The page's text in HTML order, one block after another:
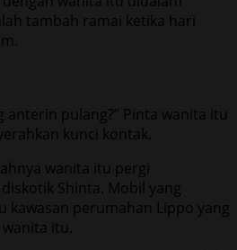
tambah ramai ketika hari
anterin pulang?” Pinta wanita itu
kunci kontak.
wanita itu pergi
Shinta. Mobil yang
kawasan perumahan Lippo yang
itu.